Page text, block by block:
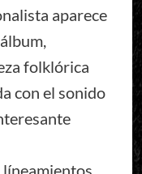
aparece
folklórica
con el sonido